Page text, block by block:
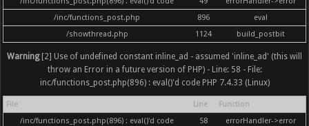
/inc/functions_post.php
896
eval
/showthread.php
1124 build_postbit
Warning[2] Use of undefined constant inline_ad - assumed 'inline_ad' (this will
throw an Error in a future version of PHP) - Line: 58 - File:
inc/functions_post.php(896) : eval()'d code PHP 7.4.33 (Linux)
File Line
Function
/inc/functions_post.php(896) : eval()'d code
58
errorHandler->error